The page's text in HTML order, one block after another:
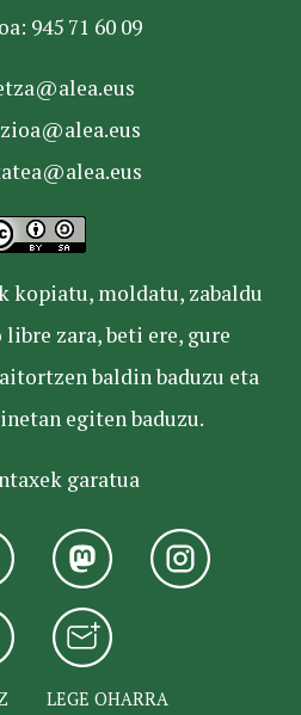
945 71 60 09
kopiatu, moldatu, zabaldu
zara, beti ere, gure
baldin baduzu eta
egiten baduzu.
garatua
LEGE OHARRA